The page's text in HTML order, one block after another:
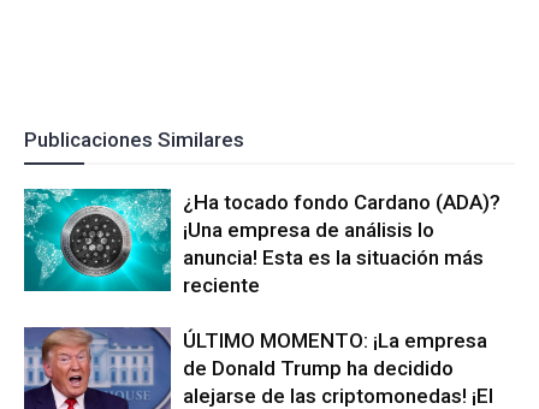
Publicaciones Similares
¿Ha tocado fondo Cardano (ADA)?
¡Una empresa de análisis lo
anuncia! Esta es la situación más
reciente
ÚLTIMO MOMENTO: ¡La empresa
de Donald Trump ha decidido
alejarse de las criptomonedas! ¡El